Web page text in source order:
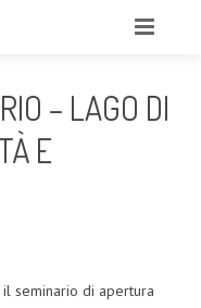
– LAGO DI
E
seminario di apertura